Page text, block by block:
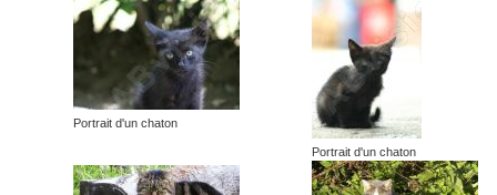
Portrait d'un chaton
Portrait d'un chaton